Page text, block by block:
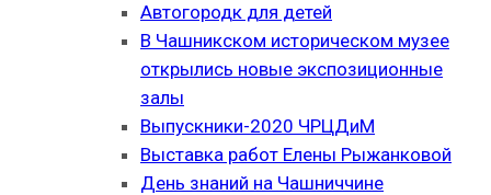
Автогородк для детей
В Чашникском историческом музее
открылись новые экспозиционные
залы
Выпускники-2020 ЧРЦДиМ
Выставка работ Елены Рыжанковой
День знаний на Чашниччине